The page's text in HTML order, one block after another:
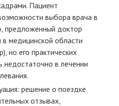
Пациент
выбора врача в
предложенный доктор
медицинской области
но его практических
в лечении
решение о поездке
отзывах,